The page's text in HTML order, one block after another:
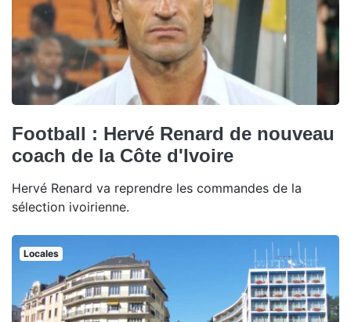
Football : Hervé Renard de nouveau
coach de la Côte d'Ivoire
Hervé Renard va reprendre les commandes de la
sélection ivoirienne.
Locales